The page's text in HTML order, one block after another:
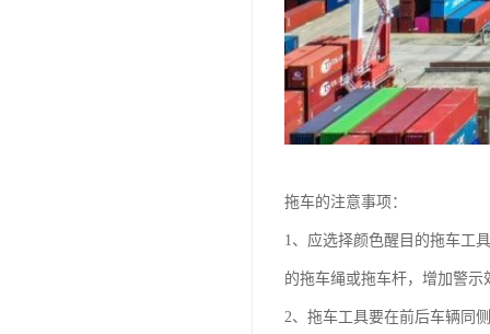
拖车的注意事项：
1、应选择颜色醒目的拖车工
的拖车绳或拖车杆，增加警示
2、拖车工具要在前后车辆同